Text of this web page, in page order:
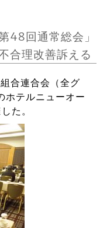
48回通常総会」
合理改善訴える
合連合会（全グ
ホテルニューオー
た。